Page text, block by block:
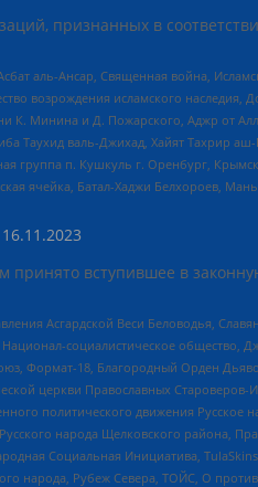
признанных в
аль-Ансар, Священная война,
возрождения исламского наследия,
Минина и Д. Пожарского, Аджр от
Таухид валь-Джихад, Хайят Тахрир
группа п. Кушкуль г. Оренбург,
ячейка, Батал-Хаджи Белхороев,
16.11.2023
вступившее в
Асгардской Веси Беловодья,
социалистическое
Формат-18, Благородный Орден
церкви Православных
политического движения Русское
народа Щелковского района,
Социальная Инициатива,
Рубеж Севера, ТОЙС, О